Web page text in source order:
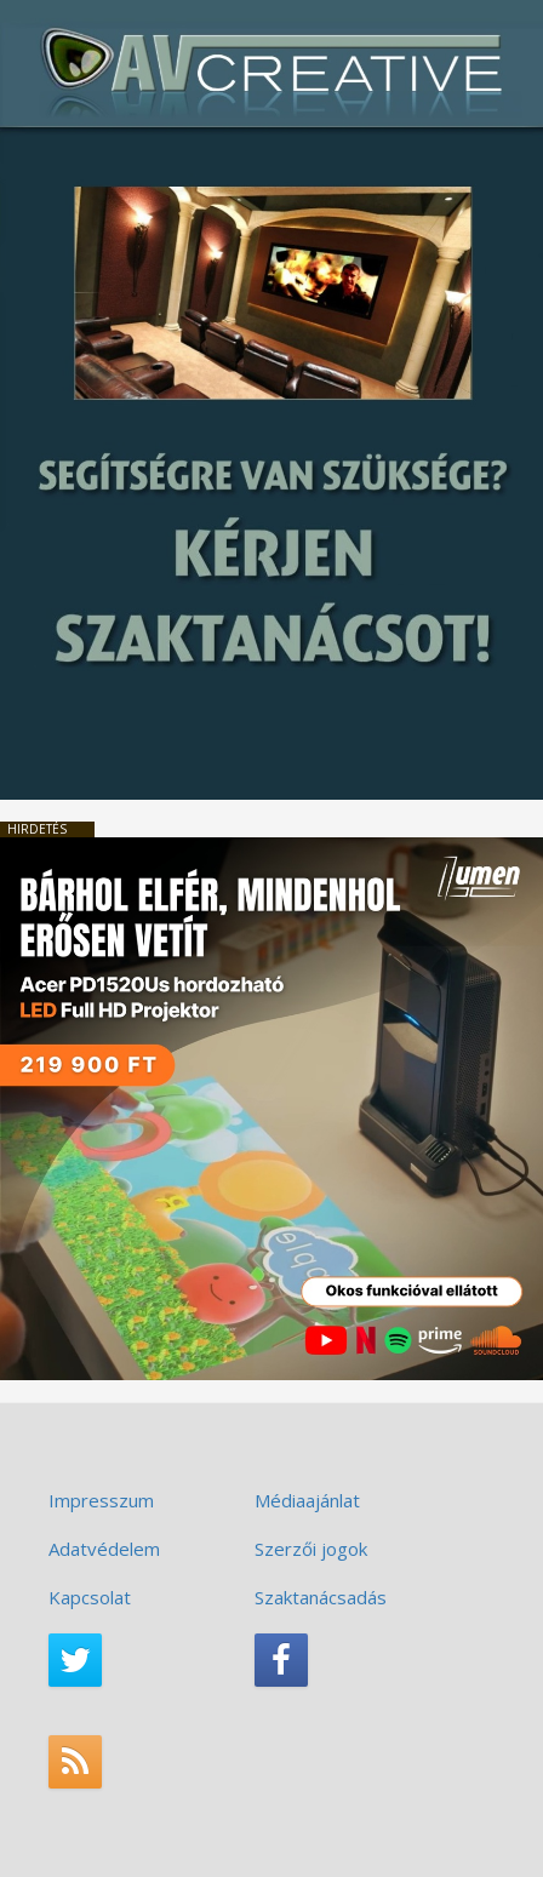
HIRDETÉS
Impresszum
Médiaajánlat
Adatvédelem
Szerzői jogok
Kapcsolat
Szaktanácsadás